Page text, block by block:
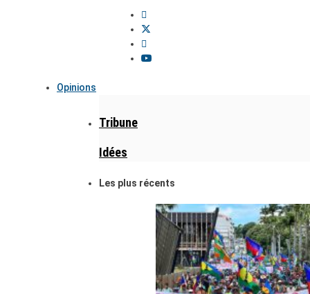
Opinions
Tribune
Idées
Les plus récents